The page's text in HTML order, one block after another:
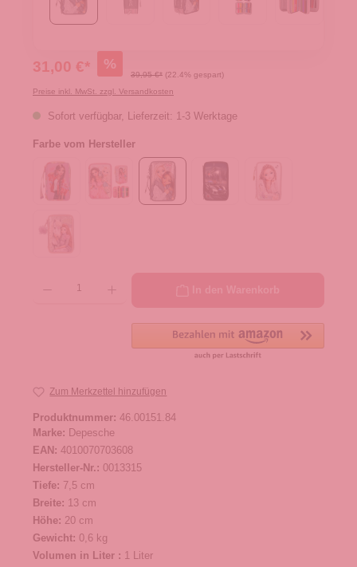
31,00 €* %
39,95 €* (22.4% gespart)
Preise inkl. MwSt. zzgl. Versandkosten
Sofort verfügbar, Lieferzeit: 1-3 Werktage
Farbe vom Hersteller
Zum Merkzettel hinzufügen
Produktnummer: 46.00151.84
Marke: Depesche
EAN: 4010070703608
Hersteller-Nr.: 0013315
Tiefe: 7,5 cm
Breite: 13 cm
Höhe: 20 cm
Gewicht: 0,6 kg
Volumen in Liter : 1 Liter